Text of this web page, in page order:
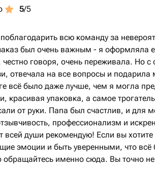
5/5
всю команду за
был очень важным - я оформляла
говоря, очень переживала. Но
отвечала на все вопросы и подарила
всё было даже лучше, чем я могла
красивая упаковка, а самое
от руки. Папа был счастлив, и для
профессионализм и
души рекомендую! Если вы
эмоции и быть уверенными, что
обращайтесь именно сюда. Вы точно